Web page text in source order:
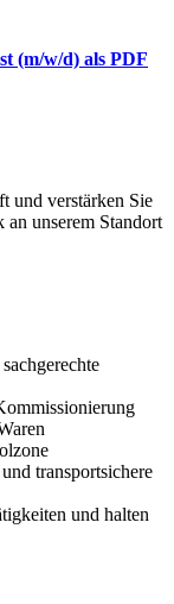
(m/w/d) als PDF
und verstärken Sie
unserem Standort
transportsichere
und halten